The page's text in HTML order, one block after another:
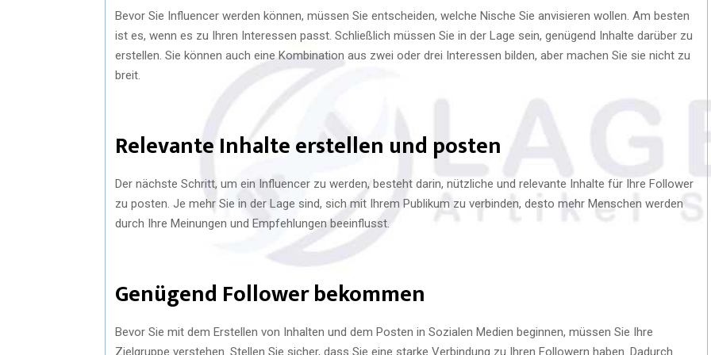
Bevor Sie Influencer werden können, müssen Sie entscheiden, welche Nische Sie anvisieren wollen. Am besten
ist es, wenn es zu Ihren Interessen passt. Schließlich müssen Sie in der Lage sein, genügend Inhalte darüber zu
erstellen. Sie können auch eine Kombination aus zwei oder drei Interessen bilden, aber machen Sie sie nicht zu
breit.
Relevante Inhalte erstellen und posten
Der nächste Schritt, um ein Influencer zu werden, besteht darin, nützliche und relevante Inhalte für Ihre Follower
zu posten. Je mehr Sie in der Lage sind, sich mit Ihrem Publikum zu verbinden, desto mehr Menschen werden
durch Ihre Meinungen und Empfehlungen beeinflusst.
Genügend Follower bekommen
Bevor Sie mit dem Erstellen von Inhalten und dem Posten in Sozialen Medien beginnen, müssen Sie Ihre
Zielgruppe verstehen. Stellen Sie sicher, dass Sie eine starke Verbindung zu Ihren Followern haben. Dadurch